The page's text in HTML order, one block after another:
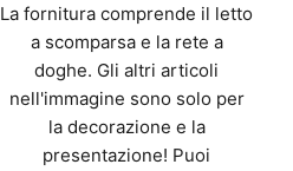
La fornitura comprende il letto
a scomparsa e la rete a
doghe. Gli altri articoli
nell'immagine sono solo per
la decorazione e la
presentazione! Puoi